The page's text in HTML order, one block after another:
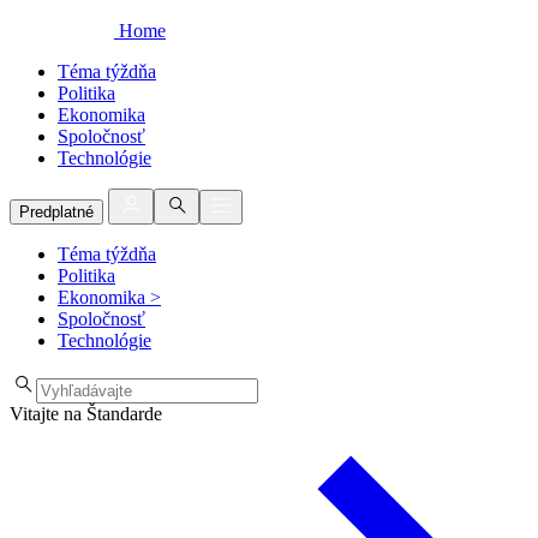
Home
Téma týždňa
Politika
Ekonomika
Spoločnosť
Technológie
Predplatné
Téma týždňa
Politika
Ekonomika >
Spoločnosť
Technológie
Vitajte na Štandarde